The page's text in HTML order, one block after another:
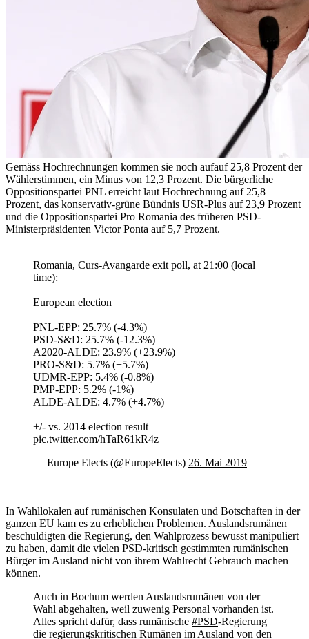
Gemäss Hochrechnungen kommen sie noch aufauf 25,8 Prozent der
Wählerstimmen, ein Minus von 12,3 Prozent. Die bürgerliche
Oppositionspartei PNL erreicht laut Hochrechnung auf 25,8
Prozent, das konservativ-grüne Bündnis USR-Plus auf 23,9 Prozent
und die Oppositionspartei Pro Romania des früheren PSD-
Ministerpräsidenten Victor Ponta auf 5,7 Prozent.
Romania, Curs-Avangarde exit poll, at 21:00 (local
time):
European election
PNL-EPP: 25.7% (-4.3%)
PSD-S&D: 25.7% (-12.3%)
A2020-ALDE: 23.9% (+23.9%)
PRO-S&D: 5.7% (+5.7%)
UDMR-EPP: 5.4% (-0.8%)
PMP-EPP: 5.2% (-1%)
ALDE-ALDE: 4.7% (+4.7%)
+/- vs. 2014 election result
pic.twitter.com/hTaR61kR4z
— Europe Elects (@EuropeElects) 26. Mai 2019
In Wahllokalen auf rumänischen Konsulaten und Botschaften in der
ganzen EU kam es zu erheblichen Problemen. Auslandsrumänen
beschuldigten die Regierung, den Wahlprozess bewusst manipuliert
zu haben, damit die vielen PSD-kritisch gestimmten rumänischen
Bürger im Ausland nicht von ihrem Wahlrecht Gebrauch machen
können.
Auch in Bochum werden Auslandsrumänen von der
Wahl abgehalten, weil zuwenig Personal vorhanden ist.
Alles spricht dafür, dass rumänische #PSD-Regierung
die regierungskritischen Rumänen im Ausland von den